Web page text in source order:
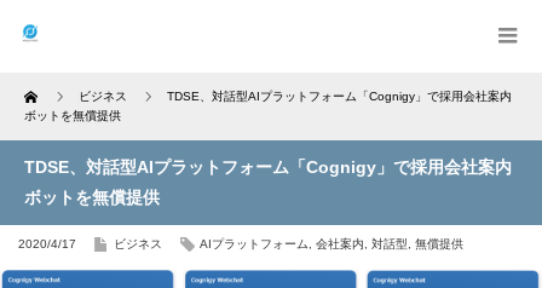
Home ビジネス
TDSE、対話型AIプラットフォーム「Cognigy」で採用会社案内
ボットを無償提供
TDSE、対話型AIプラットフォーム「Cognigy」で採用会社案内
ボットを無償提供
2020/4/17 ビジネス AIプラットフォーム 会社案内 対話型 無償提供